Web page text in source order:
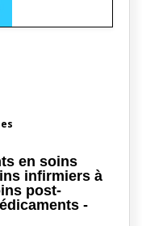
en soins
infirmiers à
post-
-